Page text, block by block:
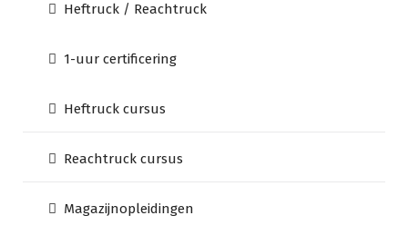
Heftruck / Reachtruck
1-uur certificering
Heftruck cursus
Reachtruck cursus
Magazijnopleidingen